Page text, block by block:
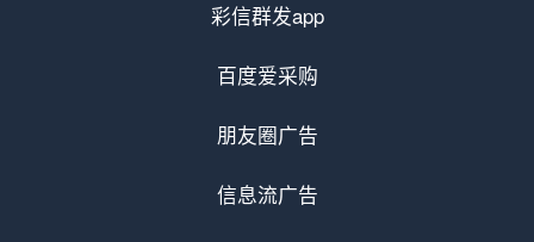
彩信群发app
百度爱采购
朋友圈广告
信息流广告